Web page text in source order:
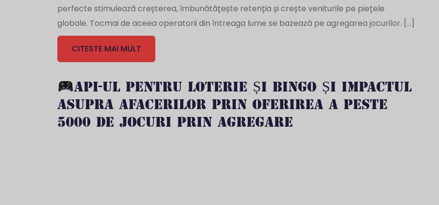
perfecte stimulează creșterea, îmbunătățește retenția și crește veniturile pe piețele
globale. Tocmai de aceea operatorii din întreaga lume se bazează pe agregarea jocurilor. […]
CITESTE MAI MULT
API-UL PENTRU LOTERIE ȘI BINGO ȘI IMPACTUL
ASUPRA AFACERILOR PRIN OFERIREA A PESTE
5000 DE JOCURI PRIN AGREGARE